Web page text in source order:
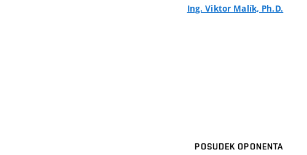
Ing. Viktor Malík, Ph.D.
POSUDEK OPONENTA